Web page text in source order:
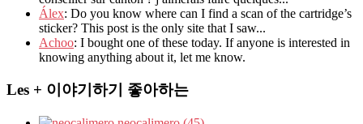
Álex: Do you know where can I find a scan of the cartridge’s
sticker? This post is the only site that I saw...
Achoo: I bought one of these today. If anyone is interested in
knowing anything about it, let me know.
Les + 이야기하기 좋아하는